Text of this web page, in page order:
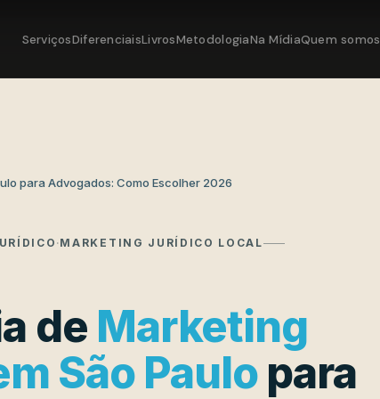
ServiçosDiferenciaisLivrosMetodologiaNa MídiaQuem somos
para Advogados: Como Escolher 2026
·MARKETING JURÍDICO LOCAL
de Marketing
São Paulopara